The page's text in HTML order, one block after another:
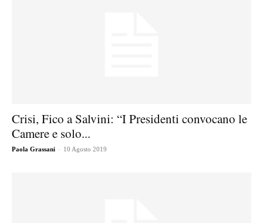
Crisi, Fico a Salvini: “I Presidenti convocano le
Camere e solo...
Paola Grassani - 10 Agosto 2019